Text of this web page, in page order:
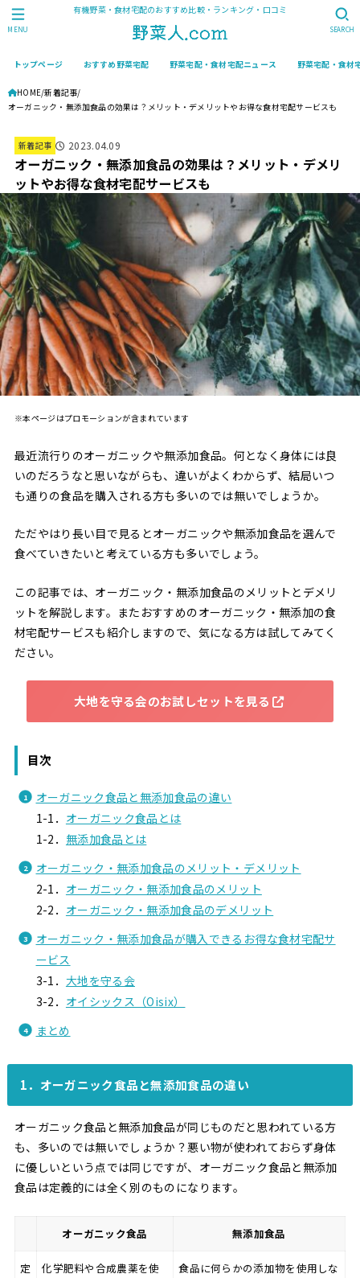
有機野菜・食材宅配のおすすめ比較・ランキング・口コミ
トップページ おすすめ野菜宅配 野菜宅配・食材宅配ニュース 野菜宅配・食材
SEARCH
MENU
HOME 新着記事
オーガニック・無添加食品の効果は？メリット・デメリットやお得な食材宅配サービスも
新着記事 2023.04.09
オーガニック・無添加食品の効果は？メリット・デメリ
ットやお得な食材宅配サービスも
※本ページはプロモーションが含まれています
最近流行りのオーガニックや無添加食品。何となく身体には良
いのだろうなと思いながらも、違いがよくわからず、結局いつ
も通りの食品を購入される方も多いのでは無いでしょうか。
ただやはり長い目で見るとオーガニックや無添加食品を選んで
食べていきたいと考えている方も多いでしょう。
この記事では、オーガニック・無添加食品のメリットとデメリ
ットを解説します。またおすすめのオーガニック・無添加の食
材宅配サービスも紹介しますので、気になる方は試してみてく
ださい。
大地を守る会のお試しセットを見る
目次
オーガニック食品と無添加食品の違い
1-1． オーガニック食品とは
1-2． 無添加食品とは
オーガニック・無添加食品のメリット・デメリット
2-1． オーガニック・無添加食品のメリット
2-2． オーガニック・無添加食品のデメリット
オーガニック・無添加食品が購入できるお得な食材宅配サ
ービス
3-1． 大地を守る会
3-2． オイシックス（Oisix）
まとめ
1．オーガニック食品と無添加食品の違い
オーガニック食品と無添加食品が同じものだと思われている方
も、多いのでは無いでしょうか？悪い物が使われておらず身体
に優しいという点では同じですが、オーガニック食品と無添加
食品は定義的には全く別のものになります。
オーガニック食品 無添加食品
定
化学肥料や合成農薬を使
食品に何らかの添加物を使用しな